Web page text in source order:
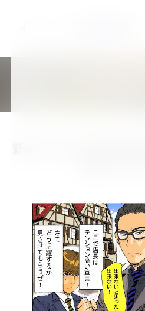
ー
ダ
ー
ス
ー
ダ
ー
ス
ー
ダ
ー
ス
新卒入社した僕の職場
ツ屋だった